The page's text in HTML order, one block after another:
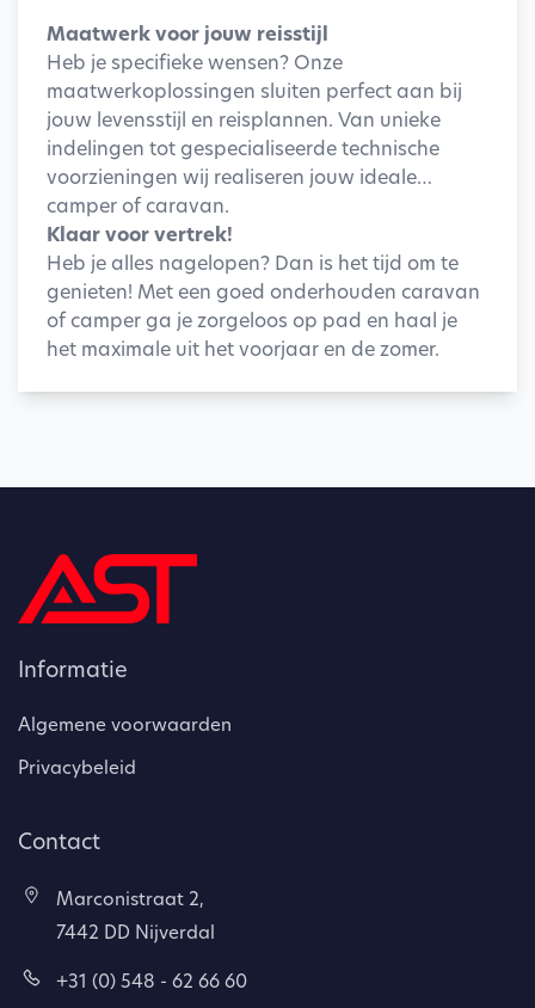
Maatwerk voor jouw reisstijl
Heb je specifieke wensen? Onze
maatwerkoplossingen sluiten perfect aan bij
jouw levensstijl en reisplannen. Van unieke
indelingen tot gespecialiseerde technische
voorzieningen wij realiseren jouw ideale
camper of caravan.
Klaar voor vertrek!
Heb je alles nagelopen? Dan is het tijd om te
genieten! Met een goed onderhouden caravan
of camper ga je zorgeloos op pad en haal je
het maximale uit het voorjaar en de zomer.
Informatie
Algemene voorwaarden
Privacybeleid
Contact
Marconistraat 2,
7442 DD Nijverdal
+31 (0) 548 - 62 66 60